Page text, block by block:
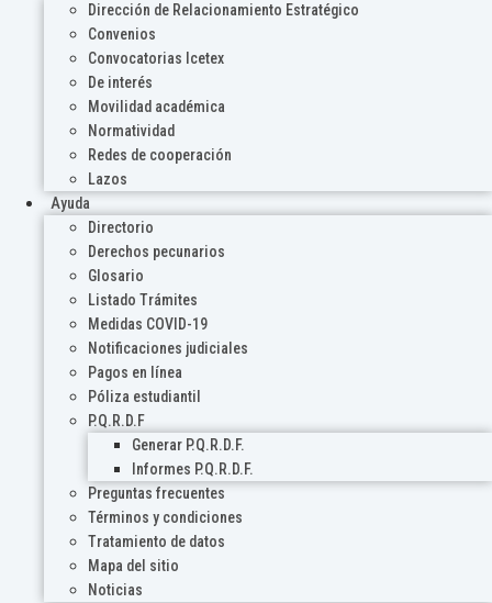
Dirección de Relacionamiento Estratégico
Convenios
Convocatorias Icetex
De interés
Movilidad académica
Normatividad
Redes de cooperación
Lazos
Ayuda
Directorio
Derechos pecunarios
Glosario
Listado Trámites
Medidas COVID-19
Notificaciones judiciales
Pagos en línea
Póliza estudiantil
P.Q.R.D.F
Generar P.Q.R.D.F.
Informes P.Q.R.D.F.
Preguntas frecuentes
Términos y condiciones
Tratamiento de datos
Mapa del sitio
Noticias